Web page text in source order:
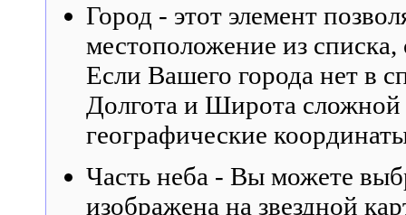
Город - этот элемент
местоположение из
Если Вашего города нет в
Долгота и Широта сложной
географические
Часть неба - Вы можете
изображена на звездной